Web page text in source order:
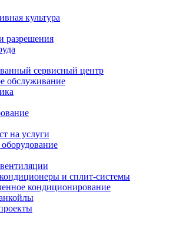
культура
разрешения
сервисный центр
обслуживание
на услуги
и сплит-системы
кондиционирование